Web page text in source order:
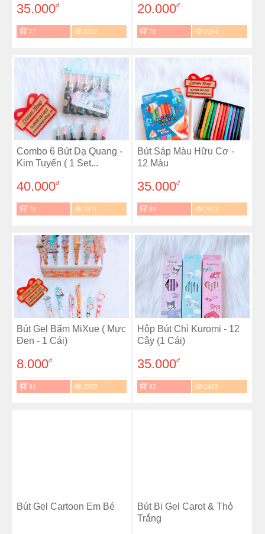
35.000đ
77 2552
20.000đ
78 3294
Combo 6 Bút Dạ Quang -
Kim Tuyến ( 1 Set...
40.000đ
79 2971
Bút Sáp Màu Hữu Cơ -
12 Màu
35.000đ
80 2423
Bút Gel Bấm MiXue ( Mực
Đen - 1 Cái)
8.000đ
81 2955
Hộp Bút Chì Kuromi - 12
Cây (1 Cái)
35.000đ
82 2419
Bút Gel Cartoon Em Bé
Bút Bi Gel Carot & Thỏ
Trắng